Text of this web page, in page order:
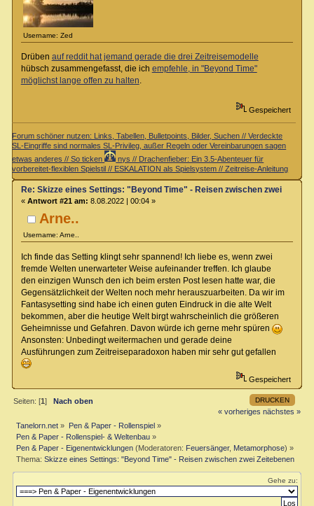
Username: Zed
Drüben auf reddit hat jemand gerade die drei Zeitreisemodelle
hübsch zusammengefasst, die ich empfehle, in "Beyond Time"
möglichst lange offen zu halten.
Gespeichert
Forum schöner nutzen: Links, Tabellen, Bulletpoints, Bilder, Suchen // Verdeckte
SL-Eingriffe sind normales SL-Privileg, außer Regeln oder Vereinbarungen sagen
etwas anderes // So ticken
nys // Drachenfieber: Ein 3.5-Abenteuer für
vorbereitet-flexiblen Spielstil // ESKALATION als Spielsystem // Zeitreise-Anleitung
Arne..
Username: Arne..
Re: Skizze eines Settings: "Beyond Time" - Reisen zwischen zwei
« Antwort #21 am: 8.08.2022 | 00:04 »
Ich finde das Setting klingt sehr spannend! Ich liebe es, wenn zwei
fremde Welten unerwarteter Weise aufeinander treffen. Ich glaube
den einzigen Wunsch den ich beim ersten Post lesen hatte war, die
Gegensätzlichkeit der Welten noch mehr herauszuarbeiten. Da wir im
Fantasysetting sind habe ich einen guten Eindruck in die alte Welt
bekommen, aber die heutige Welt birgt wahrscheinlich die größeren
Geheimnisse und Gefahren. Davon würde ich gerne mehr spüren
Ansonsten: Unbedingt weitermachen und gerade deine
Ausführungen zum Zeitreiseparadoxon haben mir sehr gut gefallen
Gespeichert
DRUCKEN
Seiten: [1]Nach oben
« vorheriges nächstes »
Tanelorn.net » Pen & Paper - Rollenspiel»
Pen & Paper - Rollenspiel- & Weltenbau »
Pen & Paper - Eigenentwicklungen (Moderatoren: Feuersänger, Metamorphose) »
Thema:Skizze eines Settings: "Beyond Time" - Reisen zwischen zwei Zeitebenen
Gehe zu: